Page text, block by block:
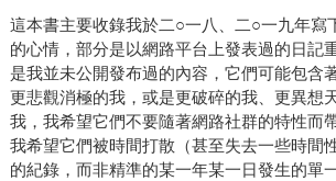
這本書主要收錄我於二○一八、二○一九年寫
的心情，部分是以網路平台上發表過的日記
是我並未公開發布過的內容，它們可能包含
更悲觀消極的我，或是更破碎的我、更異想
我，我希望它們不要隨著網路社群的特性而
我希望它們被時間打散（甚至失去一些時間
的紀錄，而非精準的某一年某一日發生的單